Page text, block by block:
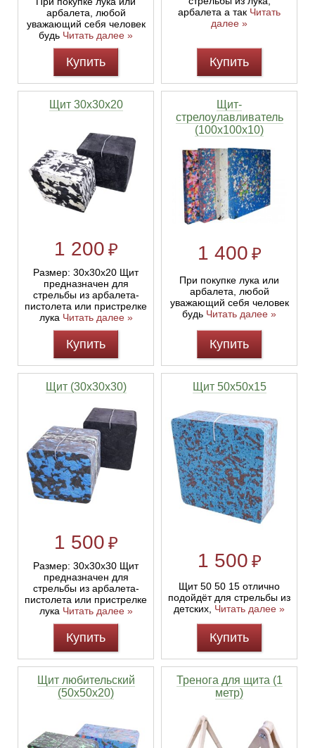
арбалета, любой
уважающий себя человек
будь Читать далее »
Купить
арбалета а так Читать
далее »
Купить
Щит 30х30х20
1 200 ₽
Размер: 30х30х20 Щит
предназначен для
стрельбы из арбалета-
пистолета или пристрелке
лука Читать далее »
Купить
Щит-
стрелоулавливатель
(100х100х10)
1 400 ₽
При покупке лука или
арбалета, любой
уважающий себя человек
будь Читать далее »
Купить
Щит (30х30х30)
1 500 ₽
Размер: 30х30х30 Щит
предназначен для
стрельбы из арбалета-
пистолета или пристрелке
лука Читать далее »
Купить
Щит 50х50х15
1 500 ₽
Щит 50 50 15 отлично
подойдёт для стрельбы из
детских, Читать далее »
Купить
Щит любительский
(50x50x20)
Тренога для щита (1
метр)
Линейки для настройки лука
Полочки для лука
Кликеры для лука
Плунжеры для лука
Киссеры для лука
Охотничьи ножи
Ножи складные